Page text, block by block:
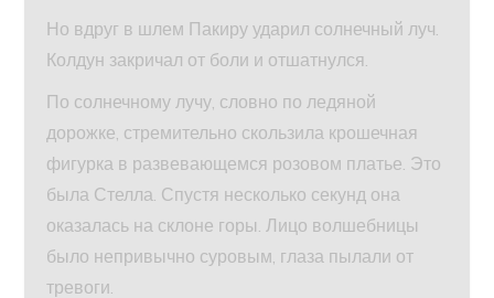
Но вдруг в шлем Пакиру ударил солнечный луч.
Колдун закричал от боли и отшатнулся.
По солнечному лучу, словно по ледяной
дорожке, стремительно скользила крошечная
фигурка в развевающемся розовом платье. Это
была Стелла. Спустя несколько секунд она
оказалась на склоне горы. Лицо волшебницы
было непривычно суровым, глаза пылали от
тревоги.